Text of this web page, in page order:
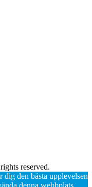
reserved.
den bästa upplevelsen
denna webbplats